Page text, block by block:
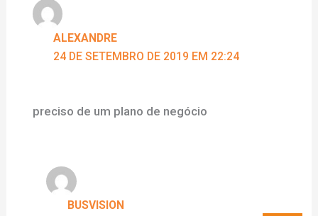
ALEXANDRE
24 DE SETEMBRO DE 2019 EM 22:24
preciso de um plano de negócio
BUSVISION